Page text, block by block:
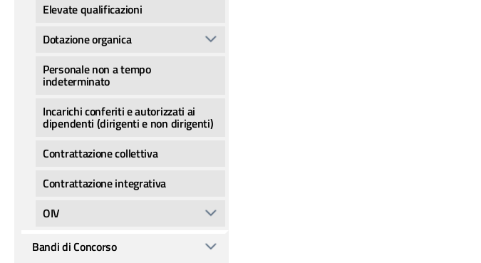
Elevate qualificazioni
Dotazione organica
Personale non a tempo
indeterminato
Incarichi conferiti e autorizzati ai
dipendenti (dirigenti e non dirigenti)
Contrattazione collettiva
Contrattazione integrativa
OIV
Bandi di Concorso